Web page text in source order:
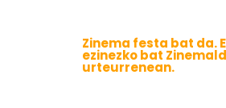
Zinema festa bat da.
ezinezko bat
urteurrenean.